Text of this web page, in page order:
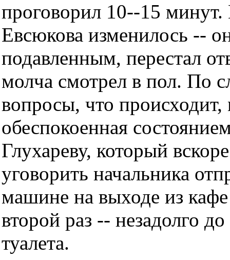
проговорил 10--15 минут.
Евсюкова изменилось --
подавленным, перестал
молча смотрел в пол. По
вопросы, что
обеспокоенная
Глухареву, который
уговорить начальника
машине на выходе из
второй раз -- незадолго
туалета.